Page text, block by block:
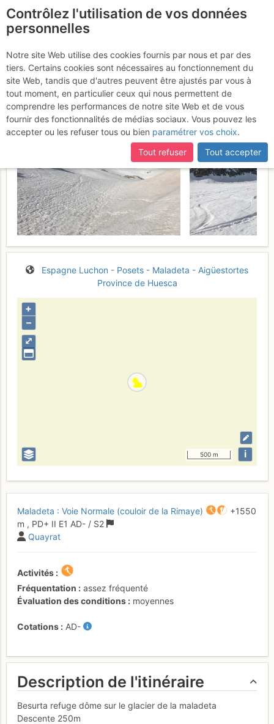
Maladeta : Voie Normale
Dimanche 28 mai 2017
Espagne Luchon - Posets - Maladeta - Aigüestortes
Province de Huesca
⤢
+
–
500 m i
Maladeta : Voie Normale (couloir de la Rimaye)
+1550
m , PD+ II E1 AD- / S2
Quayrat
Activités
Fréquentation
assez fréquenté
Évaluation des conditions
moyennes
Cotations AD-
Description de l'itinéraire
Besurta refuge dôme sur le glacier de la maladeta
Descente 250m
Contrôlez l'utilisation de vos données
personnelles
Notre site Web utilise des cookies fournis par nous et par des
tiers. Certains cookies sont nécessaires au fonctionnement du
site Web, tandis que d'autres peuvent être ajustés par vous à
tout moment, en particulier ceux qui nous permettent de
comprendre les performances de notre site Web et de vous
fournir des fonctionnalités de médias sociaux. Vous pouvez les
accepter ou les refuser tous ou bien paramétrer vos choix.
Tout refuser
Tout accepter